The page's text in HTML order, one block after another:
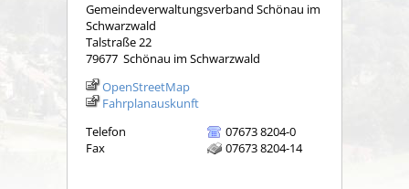
Gemeindeverwaltungsverband Schönau im
Schwarzwald
Talstraße 22
79677 Schönau im Schwarzwald
OpenStreetMap
Fahrplanauskunft
Telefon
07673 8204-0
Fax
07673 8204-14